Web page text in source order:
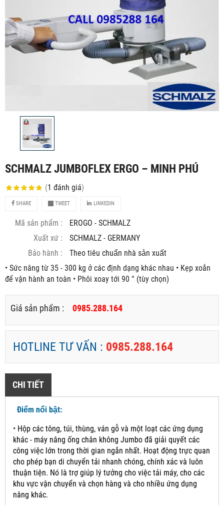
SCHMALZ JUMBOFLEX ERGO – MINH PHÚ
(1 đánh giá)
SHARE TWEET LINKEDIN
Mã sản phẩm :
EROGO - SCHMALZ
Xuất xứ :
SCHMALZ - GERMANY
Bảo hành :
Theo tiêu chuẩn nhà sản xuất
• Sức nâng từ 35 - 300 kg ở các định dạng khác nhau • Kẹp xoắn
để vận hành an toàn • Phôi xoay tới 90 ° (tùy chọn)
Giá sản phẩm : 0985.288.164
HOTLINE TƯ VẤN : 0985.288.164
CHI TIẾT
Điểm nổi bật:
• Hộp các tông, túi, thùng, ván gỗ và một loạt các ứng dụng
khác - máy nâng ống chân không Jumbo đã giải quyết các
công việc lớn trong thời gian ngắn nhất. Hoạt động trực quan
cho phép bạn di chuyển tải nhanh chóng, chính xác và luôn
thuận tiện. Nó là trợ giúp lý tưởng cho việc tải máy, cho các
khu vực vận chuyển và chọn hàng và cho nhiều ứng dụng
nâng khác.